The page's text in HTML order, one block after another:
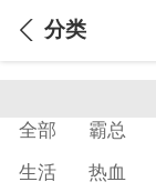
分类
全部 霸总
生活 热血